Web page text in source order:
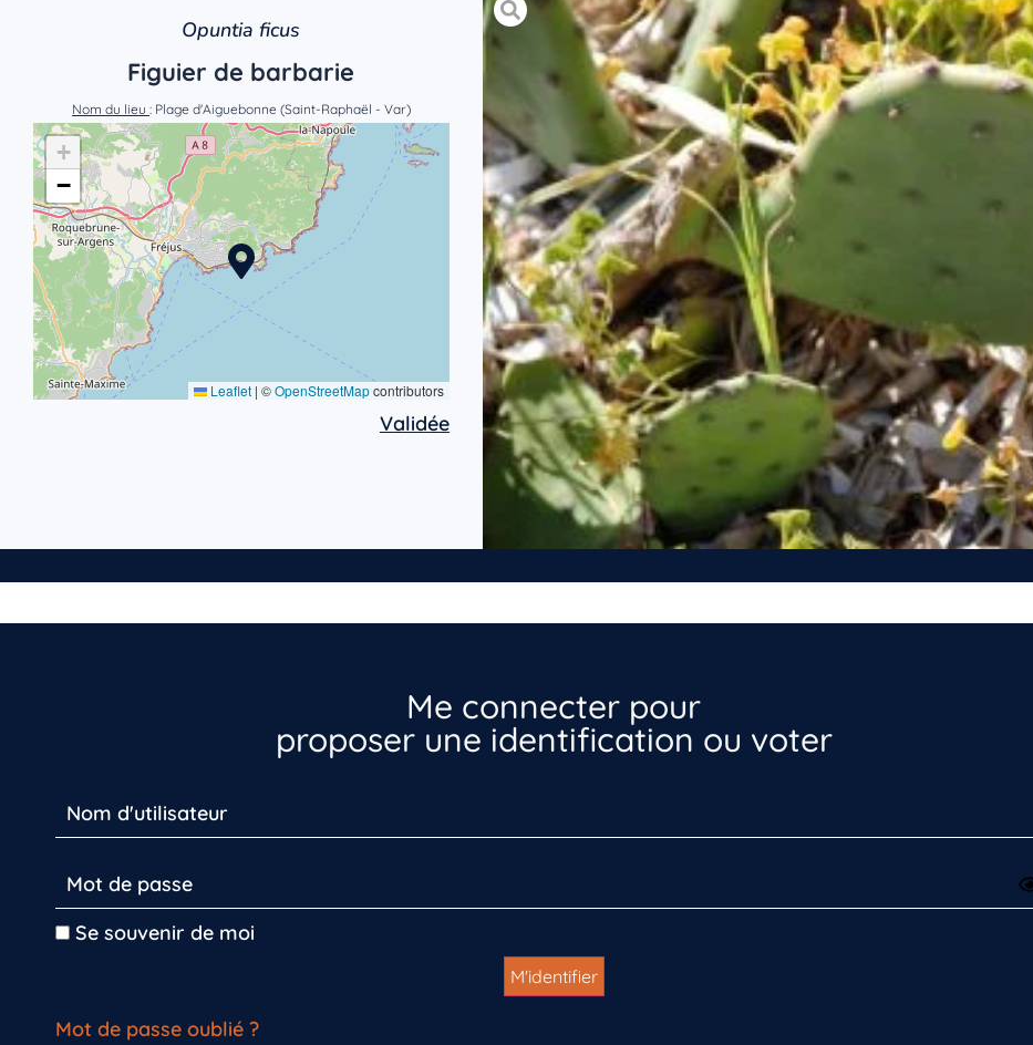
Opuntia ficus
Figuier de barbarie
Nom du lieu : Plage d'Aiguebonne (Saint-Raphaël - Var)
+
−
Leaflet | ©OpenStreetMapcontributors
Validée
Me connecter pour
proposer une identification ou voter
Se souvenir de moi
Mot de passe oublié ?